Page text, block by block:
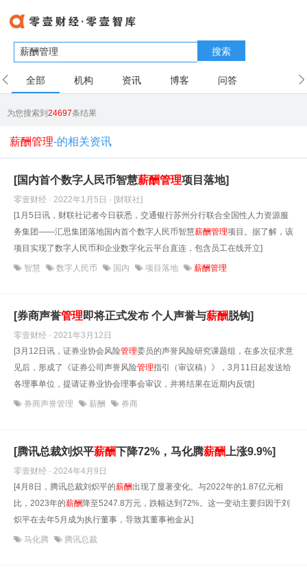
搜索
全部 机构 资讯 博客 问答
为您搜索到24697条结果
薪酬管理-的相关资讯
[国内首个数字人民币智慧薪酬管理项目落地]
零壹财经 · 2022年1月5日 · [财联社]
[1月5日讯，财联社记者今日获悉，交通银行苏州分行联合全国性人力资源服
务集团——汇思集团落地国内首个数字人民币智慧薪酬管理项目。据了解，该
项目实现了数字人民币和企业数字化云平台直连，包含员工在线开立]
智慧 数字人民币 国内 项目落地 薪酬管理
[券商声誉管理 即将正式发布 个人声誉与薪酬脱钩]
零壹财经 · 2021年3月12日
[3月12日讯，证券业协会风险管理委员的声誉风险研究课题组，在多次征求意
见后，形成了《证券公司声誉风险管理指引（审议稿）》，3月11日起发送给
各理事单位，提请证券业协会理事会审议，并将结果在近期内反馈]
券商声誉管理 薪酬 券商
[腾讯总裁刘炽平薪酬下降72%，马化腾薪酬 上涨9.9%]
零壹财经 · 2024年4月9日
[4月8日，腾讯总裁刘炽平的薪酬出现了显著变化。与2022年的1.87亿元相
比，2023年的薪酬降至5247.8万元，跌幅达到72%。这一变动主要归因于刘
炽平在去年5月成为执行董事，导致其董事袍金从]
马化腾 腾讯总裁